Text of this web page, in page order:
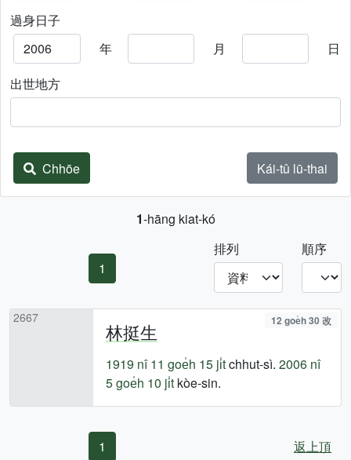
過身日子
年
月
日
出世地方
Chhōe Kái-tû lū-thai
1-hāng kiat-kó
1
排列 順序
2667
林挺生 12 goe̍h 30 改
1919 nî 11 goe̍h 15 ji̍tchhut-sì. 2006 nî
5 goe̍h 10 ji̍tkòe-sin.
1 返上頂